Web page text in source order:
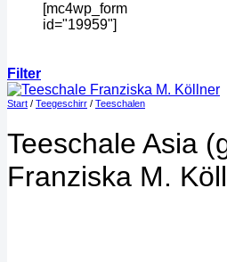
[mc4wp_form
id="19959"]
Filter
Start / Teegeschirr / Teeschalen
Teeschale Asia
Franziska M.